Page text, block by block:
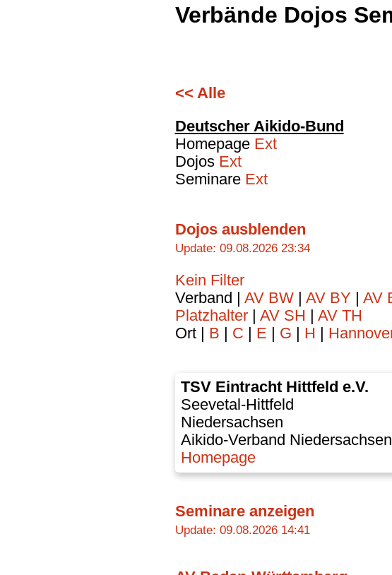
Verbände Dojos
<< Alle
Deutscher Aikido-Bund
Homepage Ext
Dojos Ext
Seminare Ext
Dojos ausblenden
Update: 09.08.2026 23:34
Kein Filter
Verband | AV BW AV BY AV
Platzhalter| AV SH
AV TH
Ort | B C E G H
TSV Eintracht Hittfeld e.V.
Seevetal-Hittfeld
Niedersachsen
Aikido-Verband
Homepage
Seminare anzeigen
Update: 09.08.2026 14:41